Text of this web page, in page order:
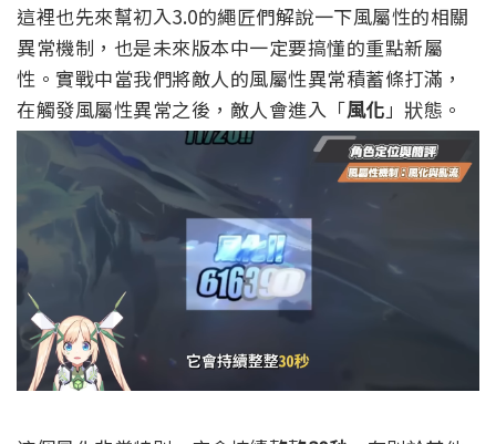
這裡也先來幫初入3.0的繩匠們解說一下風屬性的相關
異常機制，也是未來版本中一定要搞懂的重點新屬
性。實戰中當我們將敵人的風屬性異常積蓄條打滿，
在觸發風屬性異常之後，敵人會進入「風化 」狀態。